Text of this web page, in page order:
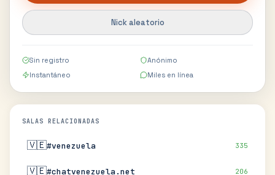
Nick aleatorio
Sin registro
Anónimo
Instantáneo
Miles en línea
SALAS RELACIONADAS
🇻🇪#venezuela 335
🇻🇪#chatvenezuela.net 206